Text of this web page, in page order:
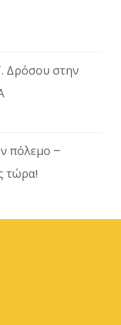
Δρόσου στην
πόλεμο –
τώρα!